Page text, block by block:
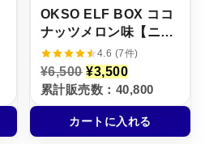
OKSO ELF BOX ココ
ナッツメロン味【ニコ
パフ】5%4.6 (7件)
¥6,500 元
の
価
格
は
¥
¥3,500現
在
の
価
格
は
累計販売数：40,800
カートに入れる